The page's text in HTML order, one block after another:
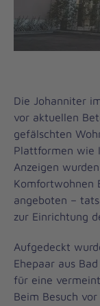
Die Johanniter
vor aktuellen
gefälschten
Plattformen wie
Anzeigen
Komfortwohnen
angeboten –
zur Einrichtung
Aufgedeckt
Ehepaar aus
für eine
Beim Besuch